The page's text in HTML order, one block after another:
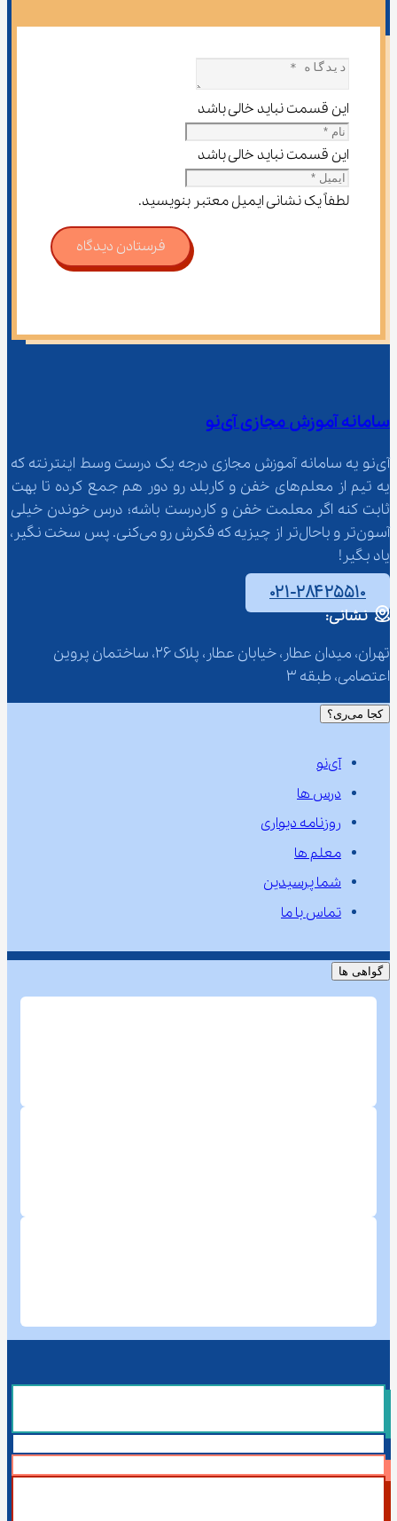
این قسمت نباید خالی باشد
این قسمت نباید خالی باشد
لطفاً یک نشانی ایمیل معتبر بنویسید.
فرستادن دیدگاه
سامانه آموزش مجازی آی‌نو
آی‌نو یه سامانه آموزش مجازی درجه یک درست وسط اینترنته که
یه تیم از معلم‌‌های خفن و کاربلد رو دور هم جمع کرده تا بهت
ثابت کنه اگر معلمت خفن و کاردرست باشه؛ درس خوندن خیلی
آسون‌تر و باحال‌تر از چیزیه که فکرش رو می‌کنی. پس سخت نگیر،
یاد بگیر!
۰۲۱-۲۸۴۲۵۵۱۰
نشانی:
تهران، میدان عطار، خیابان عطار، پلاک 26، ساختمان پروین
اعتصامی، طبقه 3
کجا می‌ری؟
آی‌نو
درس ها
روزنامه دیواری
معلم ها
شما پرسیدین
تماس با ما
گواهی ها